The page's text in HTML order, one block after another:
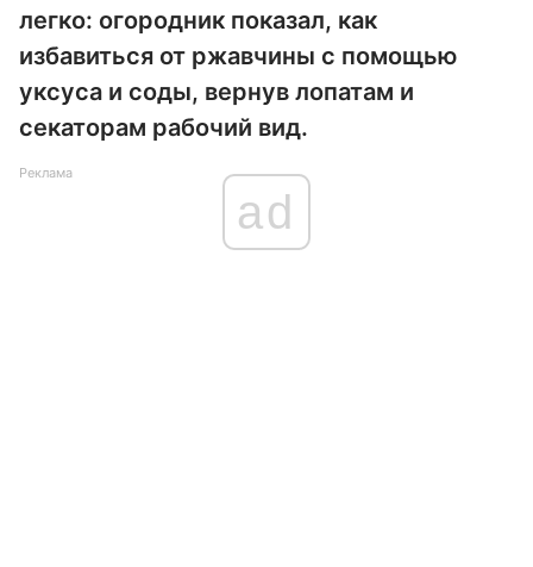
легко: огородник показал, как
избавиться от ржавчины с помощью
уксуса и соды, вернув лопатам и
секаторам рабочий вид.
Реклама
ad